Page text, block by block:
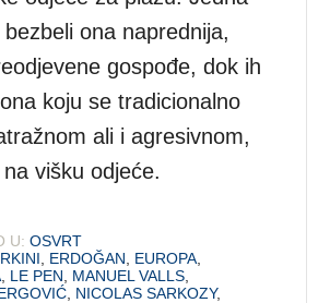
ona naprednija,
gospođe, dok ih
koju se tradicionalno
ali i agresivnom,
višku odjeće.
U: OSVRT
ERDOĞAN EUROPA
LE PEN MANUEL VALLS
NICOLAS SARKOZY,